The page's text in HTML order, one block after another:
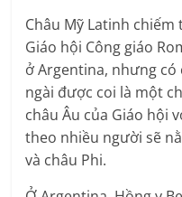
Châu Mỹ Latinh chiếm
Giáo hội Công giáo
ở Argentina, nhưng có
ngài được coi là một
châu Âu của Giáo hội
theo nhiều người sẽ
và châu Phi.